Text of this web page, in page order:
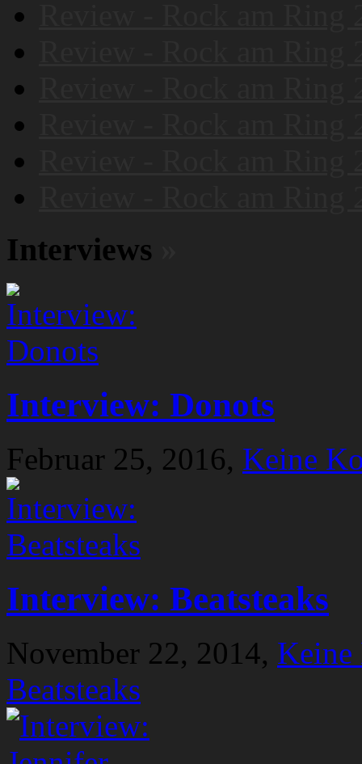
Interviews
Interview: Donots
Februar 25, 2016, Keine
Interview: Beatsteaks
November 22, 2014, Keine
Beatsteaks